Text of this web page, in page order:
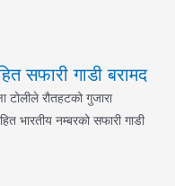
सफारी गाडी बरामद
रौतहटको गुजारा
भारतीय नम्बरको सफारी गाडी